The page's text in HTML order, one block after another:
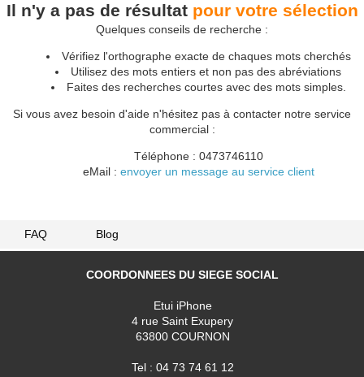
Il n'y a pas de résultat pour votre sélection
Quelques conseils de recherche :
Vérifiez l'orthographe exacte de chaques mots cherchés
Utilisez des mots entiers et non pas des abréviations
Faites des recherches courtes avec des mots simples.
Si vous avez besoin d'aide n'hésitez pas à contacter notre service
commercial :
Téléphone : 0473746110
eMail : envoyer un message au service client
FAQ Blog
COORDONNEES DU SIEGE SOCIAL
Etui iPhone
4 rue Saint Exupery
63800 COURNON
Tel : 04 73 74 61 12